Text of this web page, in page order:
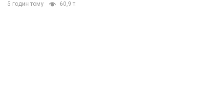
5 годин тому 60,9 т.